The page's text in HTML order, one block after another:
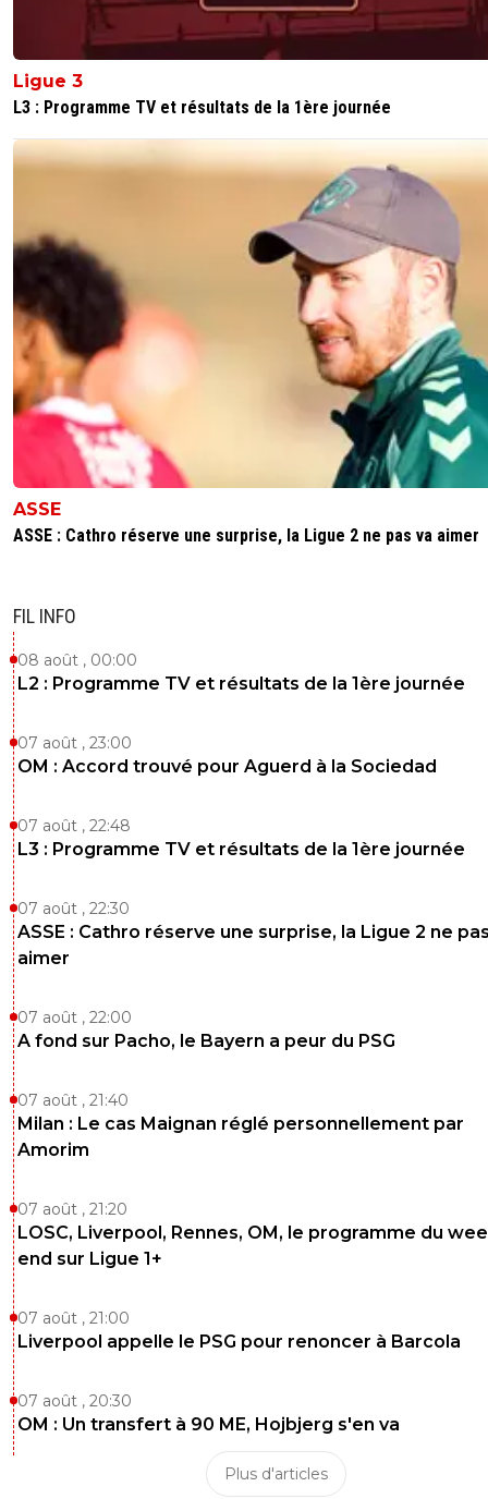
Ligue 3
L3 : Programme TV et résultats de la 1ère journée
ASSE
ASSE : Cathro réserve une surprise, la Ligue 2 ne pas va aimer
FIL INFO
08 août , 00:00
L2 : Programme TV et résultats de la 1ère journée
07 août , 23:00
OM : Accord trouvé pour Aguerd à la Sociedad
07 août , 22:48
L3 : Programme TV et résultats de la 1ère journée
07 août , 22:30
ASSE : Cathro réserve une surprise, la Ligue 2 ne
aimer
07 août , 22:00
A fond sur Pacho, le Bayern a peur du PSG
07 août , 21:40
Milan : Le cas Maignan réglé personnellement par
Amorim
07 août , 21:20
LOSC, Liverpool, Rennes, OM, le programme du
end sur Ligue 1+
07 août , 21:00
Liverpool appelle le PSG pour renoncer à Barcola
07 août , 20:30
OM : Un transfert à 90 ME, Hojbjerg s'en va
Plus d'articles